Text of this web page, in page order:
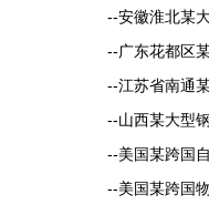
--安徽淮北某
--广东花都区
--江苏省南通
--山西某大型
--美国某跨国
--美国某跨国